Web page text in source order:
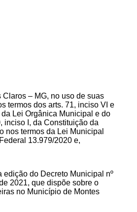
Claros – MG, no uso de suas
termos dos arts. 71, inciso VI e
da Lei Orgânica Municipal e do
inciso I, da Constituição da
nos termos da Lei Municipal
13.979/2020 e,
edição do Decreto Municipal nº
2021, que dispõe sobre o
no Município de Montes